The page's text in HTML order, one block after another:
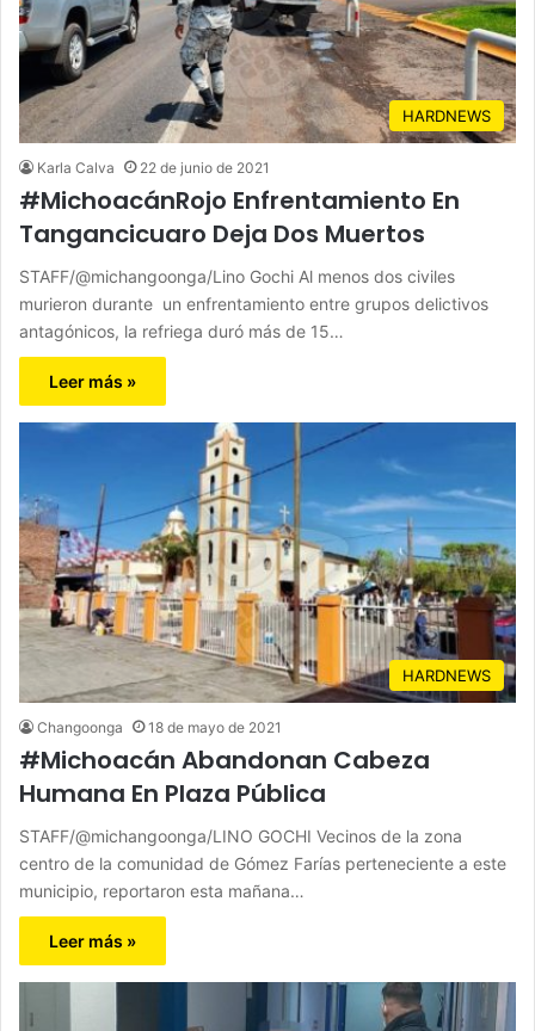
HARDNEWS
Karla Calva 22 de junio de 2021
#MichoacánRojo Enfrentamiento En
Tangancicuaro Deja Dos Muertos
STAFF/@michangoonga/Lino Gochi Al menos dos civiles
murieron durante un enfrentamiento entre grupos delictivos
antagónicos, la refriega duró más de 15…
Leer más »
HARDNEWS
Changoonga 18 de mayo de 2021
#Michoacán Abandonan Cabeza
Humana En Plaza Pública
STAFF/@michangoonga/LINO GOCHI Vecinos de la zona
centro de la comunidad de Gómez Farías perteneciente a este
municipio, reportaron esta mañana…
Leer más »